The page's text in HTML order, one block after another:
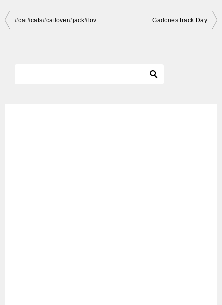
投
#cat#cats#catlover#jack#love#instagood#instacat#ilovemycat#pet#cute#kitty#neko#猫#ねこ#キジシロ#ペロペロ Gadones track Day